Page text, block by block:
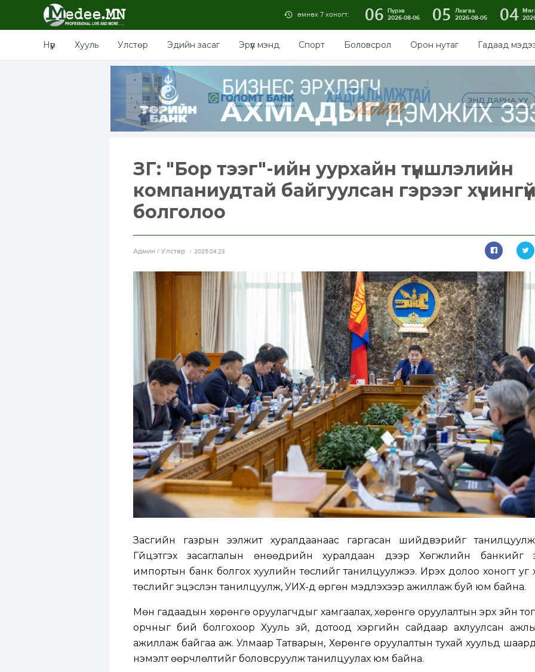
өмнөх 7 хоногт: 06 Пүрэв
2026-08-06
05
Лхагва
2026-08-05
04
Нүүр Хууль Улстөр Эдийн засаг Эрүүл мэнд Спорт Боловсрол Орон нутаг Гадаад
ЗГ: "Бор тээг"-ийн уурхайн түншлэлийн
компаниудтай байгуулсан гэрээг хүчингүй
болголоо
Aдмин / Улстөр 2025.04.23
Засгийн газрын ээлжит хуралдаанаас гаргасан шийдвэрийг
Гүйцэтгэх засаглалын өнөөдрийн хуралдаан дээр Хөгжлийн банкийг
импортын банк болгох хуулийн төслийг танилцуулжээ. Ирэх долоо хоногт уг
төслийг эцэслэн танилцуулж, УИХ-д өргөн мэдүүлэхээр ажиллаж буй юм байна.
Мөн гадаадын хөрөнгө оруулагчдыг хамгаалах, хөрөнгө оруулалтын эрх зүйн
орчныг бий болгохоор Хууль зүй, дотоод хэргийн сайдаар ахлуулсан
ажиллаж байгаа аж. Улмаар Татварын, Хөрөнгө оруулалтын тухай хуульд
нэмэлт өөрчлөлтийг боловсруулж танилцуулах юм байна.